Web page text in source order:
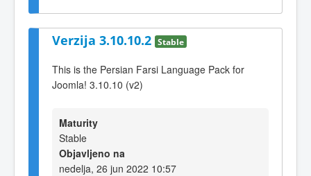
Verzija 3.10.10.2 Stable
This is the Persian Farsi Language Pack for
Joomla! 3.10.10 (v2)
Maturity
Stable
Objavljeno na
nedelja, 26 jun 2022 10:57